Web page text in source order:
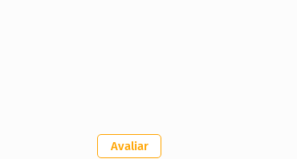
de 5
Avaliar